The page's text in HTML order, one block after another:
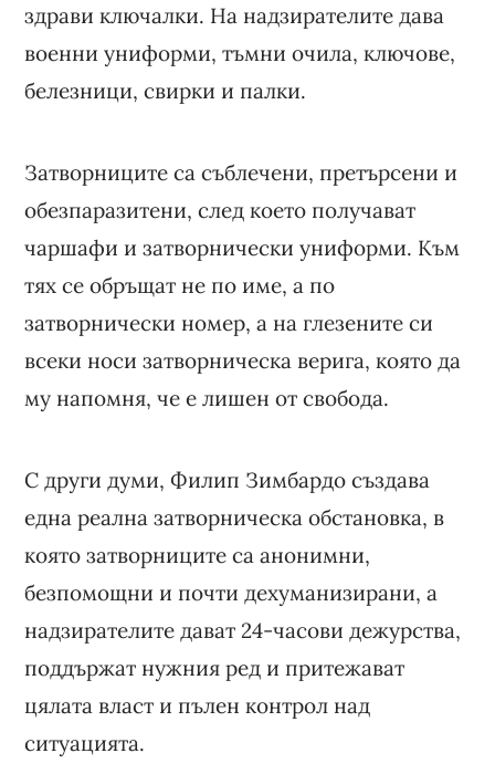
здрави ключалки. На надзирателите дава
военни униформи, тъмни очила, ключове,
белезници, свирки и палки.
Затворниците са съблечени, претърсени и
обезпаразитени, след което получават
чаршафи и затворнически униформи. Към
тях се обръщат не по име, а по
затворнически номер, а на глезените си
всеки носи затворническа верига, която да
му напомня, че е лишен от свобода.
С други думи, Филип Зимбардо създава
една реална затворническа обстановка, в
която затворниците са анонимни,
безпомощни и почти дехуманизирани, а
надзирателите дават 24-часови дежурства,
поддържат нужния ред и притежават
цялата власт и пълен контрол над
ситуацията.